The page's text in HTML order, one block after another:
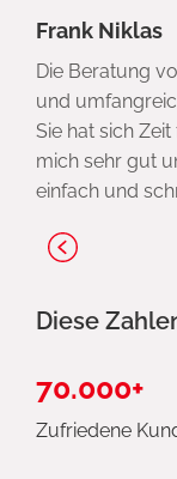
Frank Niklas
Die Beratung
und
Sie hat sich
mich sehr gut
einfach und
Diese
70.000+
Zufriedene